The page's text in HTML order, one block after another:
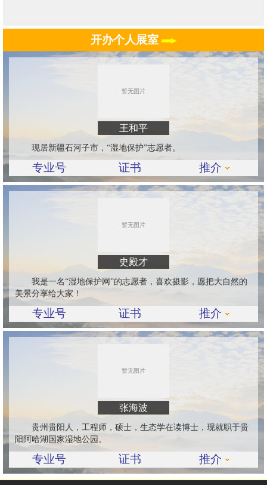
开办个人展室
王和平
现居新疆石河子市，“湿地保护”志愿者。
专业号 证书 推介
史殿才
我是一名“湿地保护网”的志愿者，喜欢摄影，愿把大自然的
美景分享给大家！
专业号 证书 推介
张海波
贵州贵阳人，工程师，硕士，生态学在读博士，现就职于贵
阳阿哈湖国家湿地公园。
专业号 证书 推介